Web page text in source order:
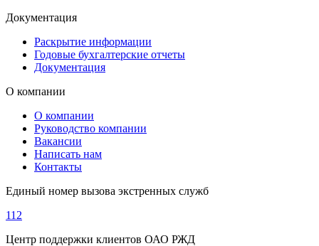
Документация
Раскрытие информации
Годовые бухгалтерские отчеты
Документация
О компании
О компании
Руководство компании
Вакансии
Написать нам
Контакты
Единый номер вызова экстренных служб
112
Центр поддержки клиентов ОАО РЖД